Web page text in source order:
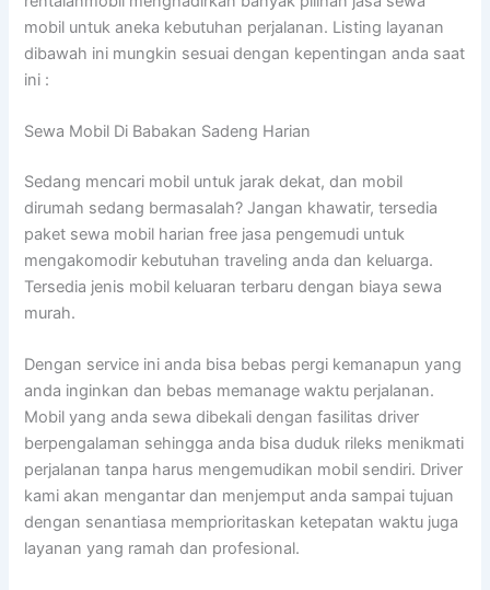
mobil untuk aneka kebutuhan perjalanan. Listing layanan
dibawah ini mungkin sesuai dengan kepentingan anda saat
ini :
Sewa Mobil Di Babakan Sadeng Harian
Sedang mencari mobil untuk jarak dekat, dan mobil
dirumah sedang bermasalah? Jangan khawatir, tersedia
paket sewa mobil harian free jasa pengemudi untuk
mengakomodir kebutuhan traveling anda dan keluarga.
Tersedia jenis mobil keluaran terbaru dengan biaya sewa
murah.
Dengan service ini anda bisa bebas pergi kemanapun yang
anda inginkan dan bebas memanage waktu perjalanan.
Mobil yang anda sewa dibekali dengan fasilitas driver
berpengalaman sehingga anda bisa duduk rileks menikmati
perjalanan tanpa harus mengemudikan mobil sendiri. Driver
kami akan mengantar dan menjemput anda sampai tujuan
dengan senantiasa memprioritaskan ketepatan waktu juga
layanan yang ramah dan profesional.